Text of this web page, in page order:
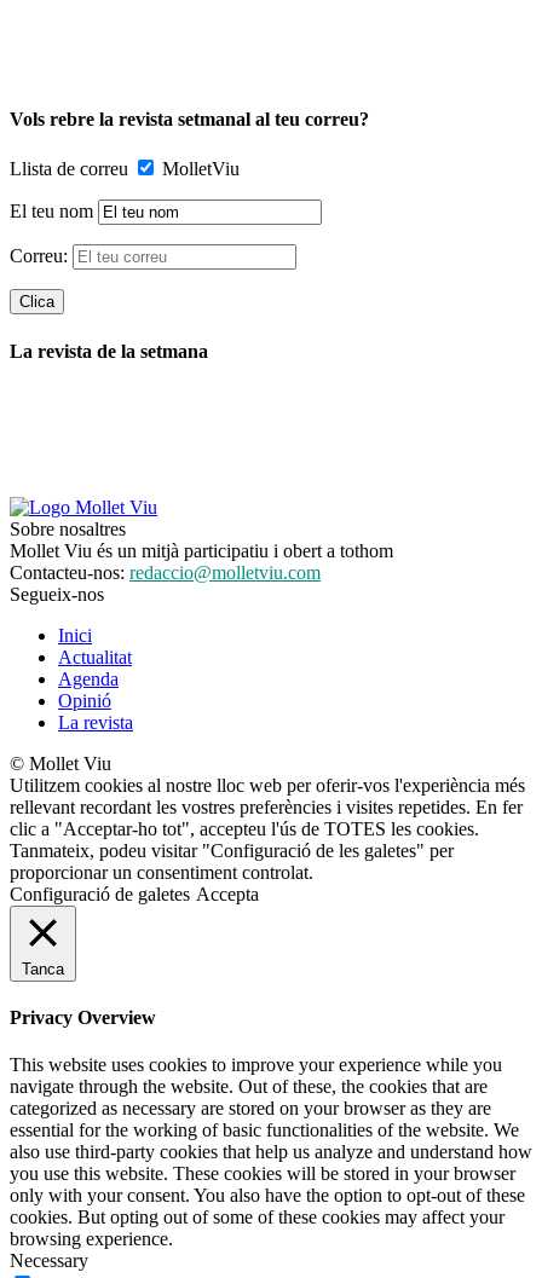
Vols rebre la revista setmanal al teu correu?
Llista de correu MolletViu
El teu nom
Correu:
La revista de la setmana
Sobre nosaltres
Mollet Viu és un mitjà participatiu i obert a tothom
Contacteu-nos: redaccio@molletviu.com
Segueix-nos
Inici
Actualitat
Agenda
Opinió
La revista
© Mollet Viu
Utilitzem cookies al nostre lloc web per oferir-vos l'experiència més
rellevant recordant les vostres preferències i visites repetides. En fer
clic a "Acceptar-ho tot", accepteu l'ús de TOTES les cookies.
Tanmateix, podeu visitar "Configuració de les galetes" per
proporcionar un consentiment controlat.
Configuració de galetes Accepta
Tanca
Privacy Overview
This website uses cookies to improve your experience while you
navigate through the website. Out of these, the cookies that are
categorized as necessary are stored on your browser as they are
essential for the working of basic functionalities of the website. We
also use third-party cookies that help us analyze and understand how
you use this website. These cookies will be stored in your browser
only with your consent. You also have the option to opt-out of these
cookies. But opting out of some of these cookies may affect your
browsing experience.
Necessary